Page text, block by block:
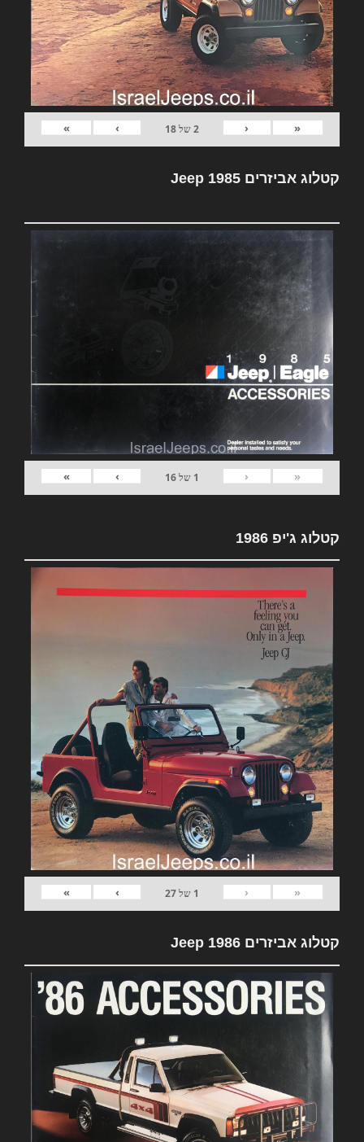
«
‹
2של18
›
»
קטלוג אביזרים Jeep 1985
«
‹
1 של16
›
»
קטלוג ג'יפ 1986
«
‹
1 של27
›
»
קטלוג אביזרים Jeep 1986